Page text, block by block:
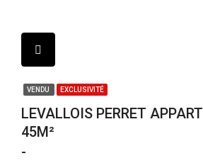
VENDU EXCLUSIVITÉ
LEVALLOIS PERRET
45M²
-